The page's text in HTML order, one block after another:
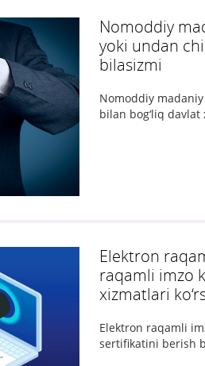
Nomoddiy
yoki undan
bilasizmi
Nomoddiy
bilan bog‘liq
Elektron
raqamli imzo
xizmatlari
Elektron raqamli
sertifikatini berish